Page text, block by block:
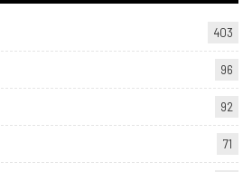
403
96
92
71